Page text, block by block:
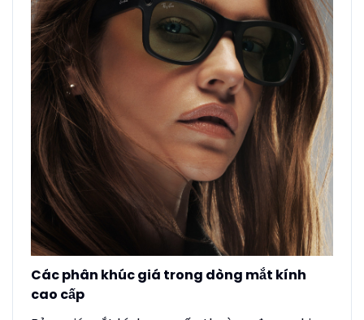
Các phân khúc giá trong dòng mắt kính
cao cấp